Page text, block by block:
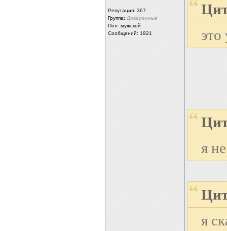
Репутация: 367
Группа: Доверенные
Пол: мужской
Сообщений: 1921
я
я